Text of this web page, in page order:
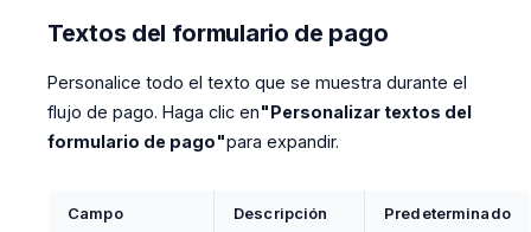
Textos del formulario de pago
Personalice todo el texto que se muestra durante el
flujo de pago. Haga clic en"Personalizar textos del
formulario de pago"para expandir.
Campo Descripción Predeterminado